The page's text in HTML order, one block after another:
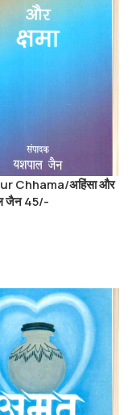
Chhama/अहिंसा और
जैन 45/-